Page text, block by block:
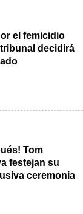
el femicidio
decidirá
Tom
festejan su
ceremonia